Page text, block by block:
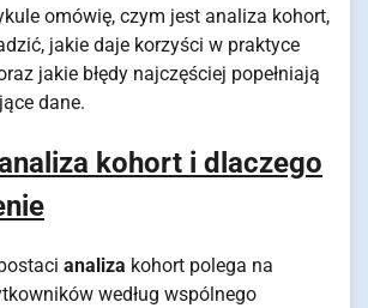
omówię, czym jest analiza kohort,
jakie daje korzyści w praktyce
jakie błędy najczęściej popełniają
dane.
kohort i dlaczego
analiza kohort polega na
według wspólnego